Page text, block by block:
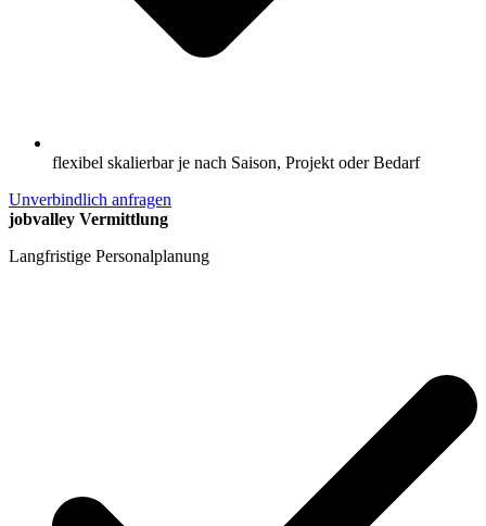
flexibel skalierbar je nach Saison, Projekt oder Bedarf
Unverbindlich anfragen
jobvalley Vermittlung
Langfristige Personalplanung